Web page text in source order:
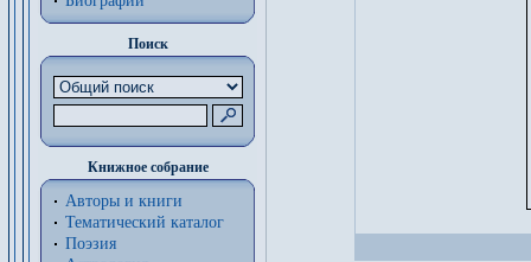
Поиск
Книжное собрание
Авторы и книги
Тематический каталог
Поэзия